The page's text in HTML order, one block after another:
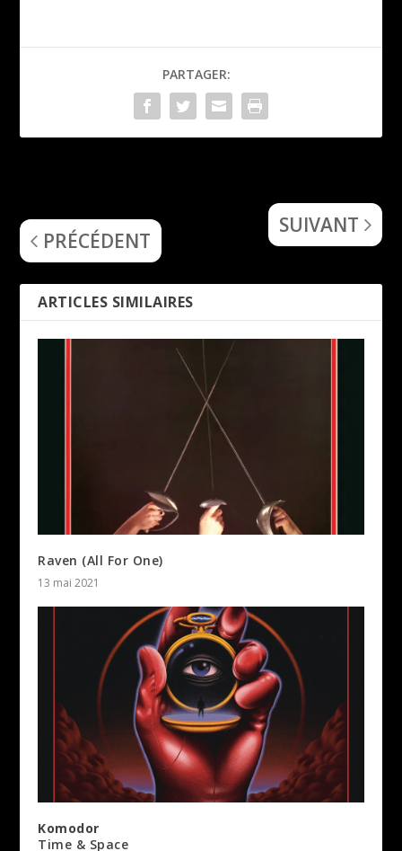
PARTAGER:
PRÉCÉDENT
SUIVANT
ARTICLES SIMILAIRES
Raven (All For One)
13 mai 2021
Komodor
Time & Space